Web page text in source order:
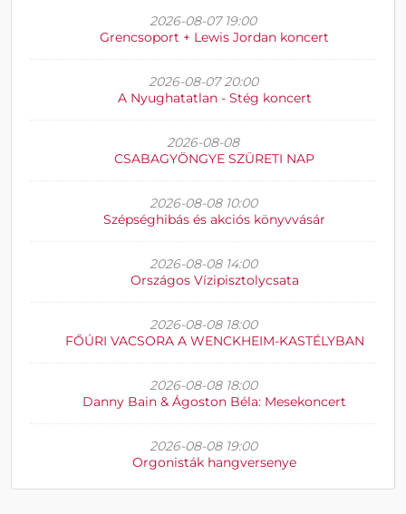
2026-08-07 19:00
Grencsoport + Lewis Jordan koncert
2026-08-07 20:00
A Nyughatatlan - Stég koncert
2026-08-08
CSABAGYÖNGYE SZÜRETI NAP
2026-08-08 10:00
Szépséghibás és akciós könyvvásár
2026-08-08 14:00
Országos Vízipisztolycsata
2026-08-08 18:00
FŐÚRI VACSORA A WENCKHEIM-KASTÉLYBAN
2026-08-08 18:00
Danny Bain & Ágoston Béla: Mesekoncert
2026-08-08 19:00
Orgonisták hangversenye